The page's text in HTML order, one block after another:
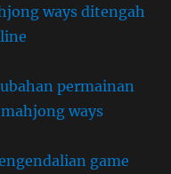
ways ditengah
permainan
ways
game